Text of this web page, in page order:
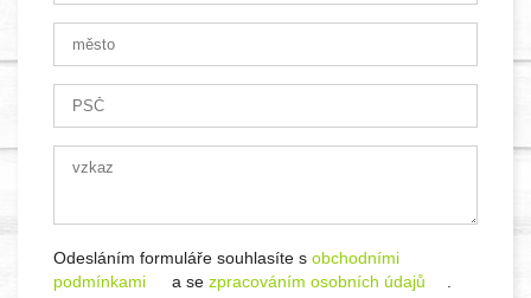
Odesláním formuláře souhlasíte s obchodními
podmínkami
a se zpracováním osobních údajů